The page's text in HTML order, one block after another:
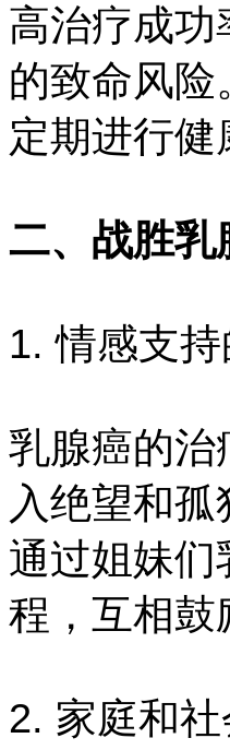
高治疗成
的致命风
定期进行健
二、战胜乳
1. 情感支
乳腺癌的治
入绝望和
通过姐妹
程，互相鼓
2. 家庭和社